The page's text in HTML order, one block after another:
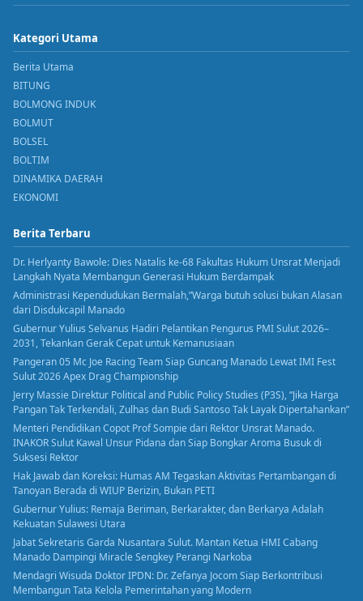
Kategori Utama
Berita Utama
BITUNG
BOLMONG INDUK
BOLMUT
BOLSEL
BOLTIM
DINAMIKA DAERAH
EKONOMI
Berita Terbaru
Dr. Herlyanty Bawole: Dies Natalis ke-68 Fakultas Hukum Unsrat Menjadi
Langkah Nyata Membangun Generasi Hukum Berdampak
Administrasi Kependudukan Bermalah,”Warga butuh solusi bukan Alasan
dari Disdukcapil Manado
Gubernur Yulius Selvanus Hadiri Pelantikan Pengurus PMI Sulut 2026–
2031, Tekankan Gerak Cepat untuk Kemanusiaan
Pangeran 05 Mc Joe Racing Team Siap Guncang Manado Lewat IMI Fest
Sulut 2026 Apex Drag Championship
Jerry Massie Direktur Political and Public Policy Studies (P3S), “Jika Harga
Pangan Tak Terkendali, Zulhas dan Budi Santoso Tak Layak Dipertahankan”
Menteri Pendidikan Copot Prof Sompie dari Rektor Unsrat Manado.
INAKOR Sulut Kawal Unsur Pidana dan Siap Bongkar Aroma Busuk di
Suksesi Rektor
Hak Jawab dan Koreksi: Humas AM Tegaskan Aktivitas Pertambangan di
Tanoyan Berada di WIUP Berizin, Bukan PETI
Gubernur Yulius: Remaja Beriman, Berkarakter, dan Berkarya Adalah
Kekuatan Sulawesi Utara
Jabat Sekretaris Garda Nusantara Sulut. Mantan Ketua HMI Cabang
Manado Dampingi Miracle Sengkey Perangi Narkoba
Mendagri Wisuda Doktor IPDN: Dr. Zefanya Jocom Siap Berkontribusi
Membangun Tata Kelola Pemerintahan yang Modern